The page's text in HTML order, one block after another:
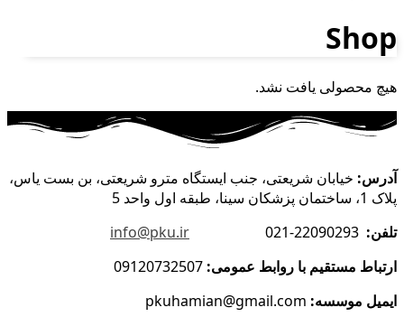
Shop
هیچ محصولی یافت نشد.
آدرس: خیابان شریعتی، جنب ایستگاه مترو شریعتی، بن بست یاس،
پلاک 1، ساختمان پزشکان سینا، طبقه اول واحد 5
تلفن:
info@pku.ir
ارتباط مستقیم با روابط عمومی: 09120732507
ایمیل موسسه: